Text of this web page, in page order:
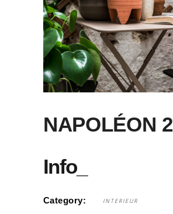
NAPOLÉON 2
Info_
Category: INTERIEUR